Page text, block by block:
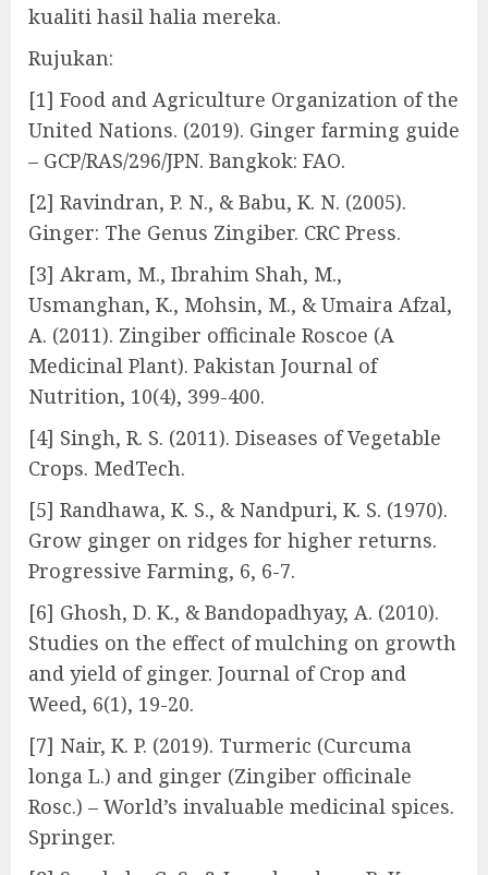
kualiti hasil halia mereka.
Rujukan:
[1] Food and Agriculture Organization of the
United Nations. (2019). Ginger farming guide
– GCP/RAS/296/JPN. Bangkok: FAO.
[2] Ravindran, P. N., & Babu, K. N. (2005).
Ginger: The Genus Zingiber. CRC Press.
[3] Akram, M., Ibrahim Shah, M.,
Usmanghan, K., Mohsin, M., & Umaira Afzal,
A. (2011). Zingiber officinale Roscoe (A
Medicinal Plant). Pakistan Journal of
Nutrition, 10(4), 399-400.
[4] Singh, R. S. (2011). Diseases of Vegetable
Crops. MedTech.
[5] Randhawa, K. S., & Nandpuri, K. S. (1970).
Grow ginger on ridges for higher returns.
Progressive Farming, 6, 6-7.
[6] Ghosh, D. K., & Bandopadhyay, A. (2010).
Studies on the effect of mulching on growth
and yield of ginger. Journal of Crop and
Weed, 6(1), 19-20.
[7] Nair, K. P. (2019). Turmeric (Curcuma
longa L.) and ginger (Zingiber officinale
Rosc.) – World’s invaluable medicinal spices.
Springer.